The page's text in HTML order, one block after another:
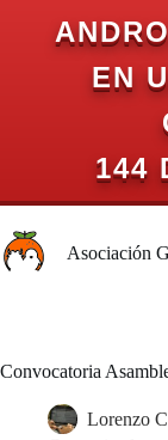
EN
144
al
contenidoAsociación
Convocatoria
Lorenzo